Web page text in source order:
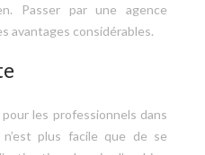
Passer par une agence
avantages considérables.
les professionnels dans
n’est plus facile que de se